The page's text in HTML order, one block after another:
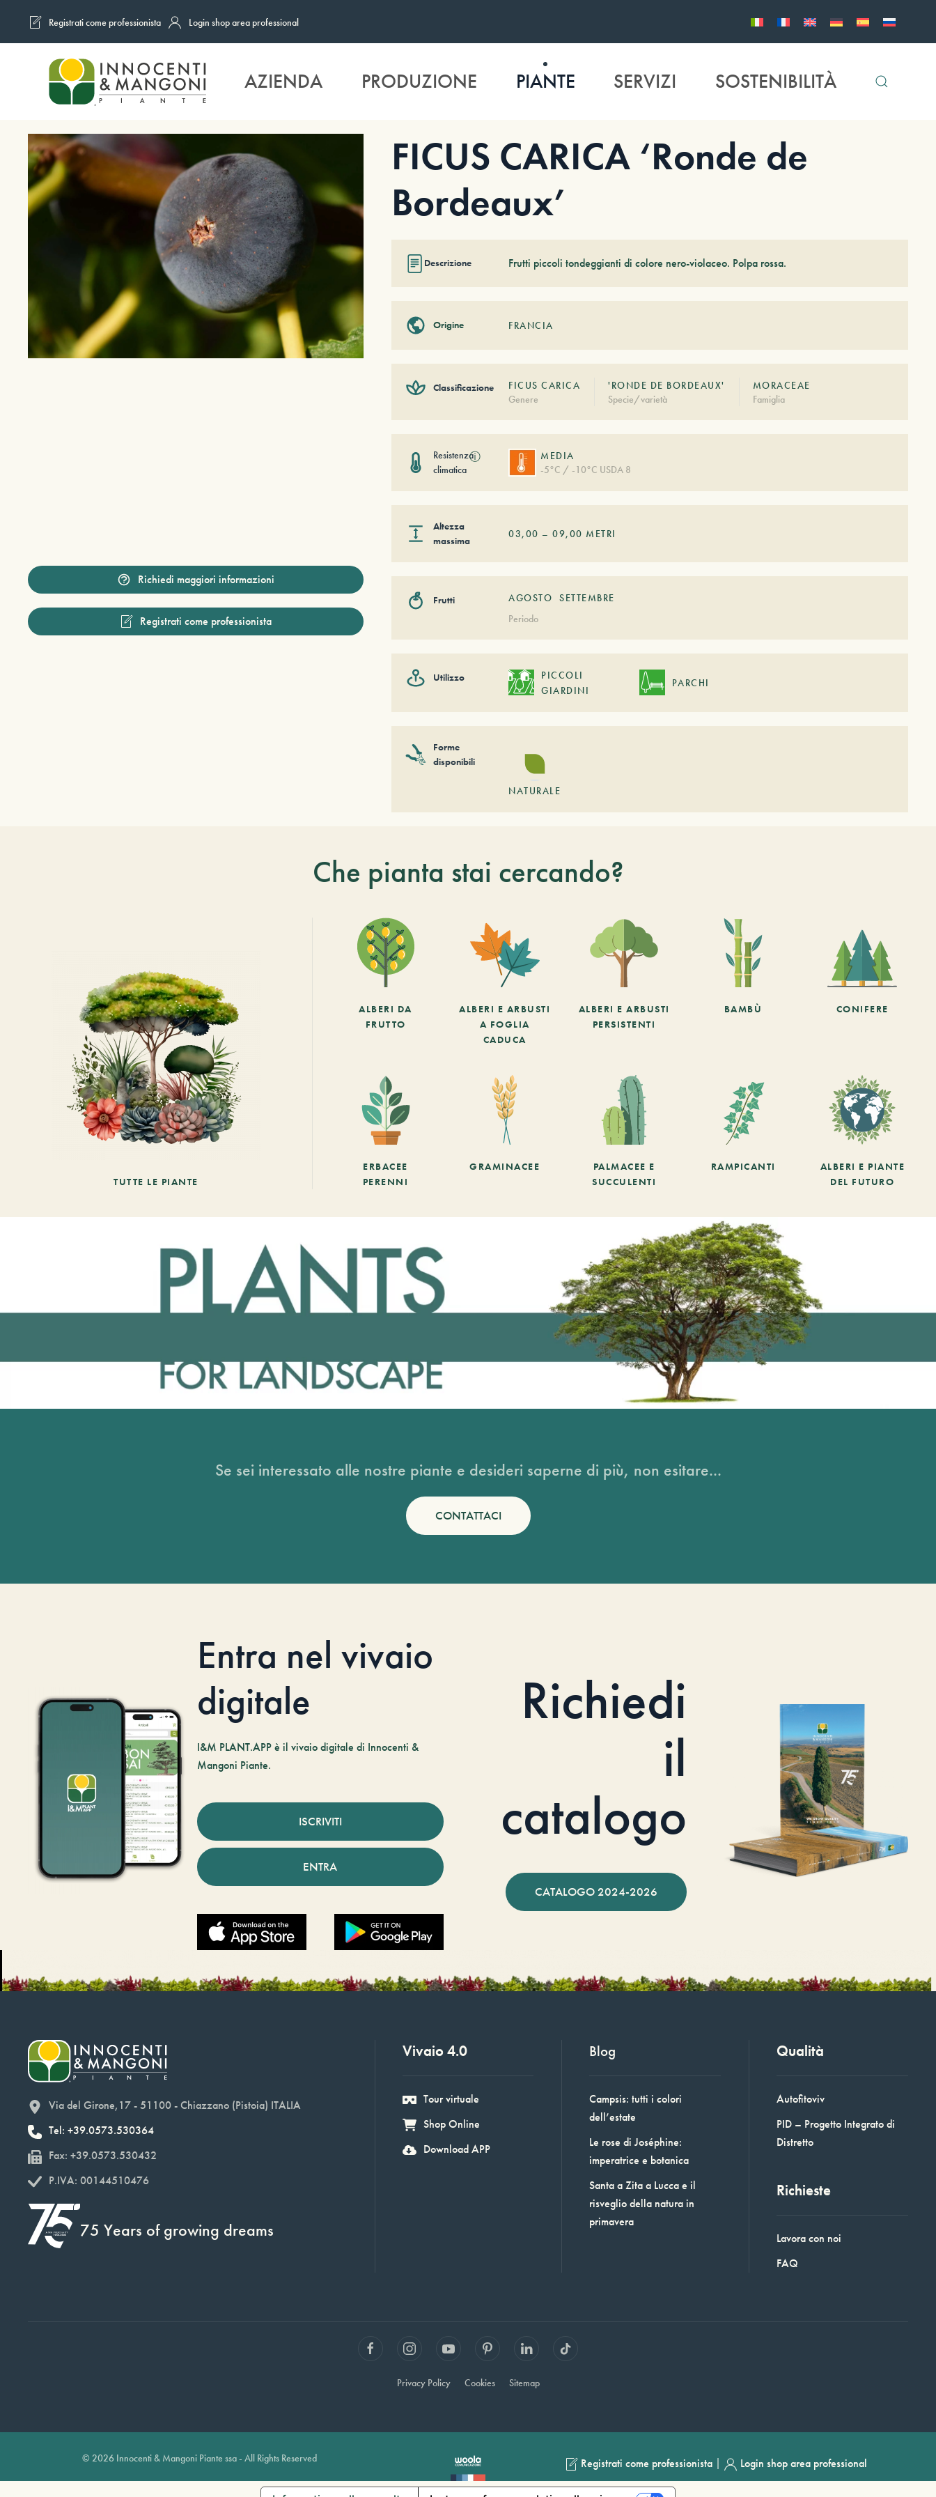
Skip to main content
Registrati come professionista Login shop area professional
AZIENDA PRODUZIONE PIANTE SERVIZI SOSTENIBILITÀ
Richiedi maggiori informazioni
Registrati come professionista
FICUS CARICA ‘Ronde de
Bordeaux’
Descrizione Frutti piccoli tondeggianti di colore nero-violaceo. Polpa rossa.
Origine FRANCIA
Classificazione
FICUS CARICA
Genere
'RONDE DE BORDEAUX'
Specie/varietà
MORACEAE
Famiglia
Resistenza
climatica
ⓘ
MEDIA
-5°C / -10°C USDA 8
Altezza
massima
03,00 –09,00 METRI
Frutti AGOSTO
SETTEMBRE
Periodo
Utilizzo
PICCOLI
GIARDINI
PARCHI
Forme
disponibili
NATURALE
Che pianta stai cercando?
TUTTE LE PIANTE
ALBERI DA
FRUTTO
ALBERI E ARBUSTI
A FOGLIA
CADUCA
ALBERI E ARBUSTI
PERSISTENTI
BAMBÙ CONIFERE
ERBACEE
PERENNI
GRAMINACEE
PALMACEE E
SUCCULENTI
RAMPICANTI
ALBERI E PIANTE
DEL FUTURO
Se sei interessato alle nostre piante e desideri saperne di più, non esitare...
CONTATTACI
Entra nel vivaio
digitale
I&M PLANT.APP è il vivaio digitale di Innocenti &
Mangoni Piante.
ISCRIVITI
ENTRA
Richiedi
il
catalogo
CATALOGO 2024-2026
Via del Girone,17 - 51100 - Chiazzano (Pistoia) ITALIA
Tel: +39.0573.530364
Fax: +39.0573.530432
P.IVA: 00144510476
75 Years of growing dreams
Vivaio 4.0
Tour virtuale
Shop Online
Download APP
Blog
Campsis: tutti i colori
dell’estate
Le rose di Joséphine:
imperatrice e botanica
Santa a Zita a Lucca e il
risveglio della natura in
primavera
Qualità
Autofitoviv
PID – Progetto Integrato di
Distretto
Richieste
Lavora con noi
FAQ
Privacy Policy Cookies Sitemap
© 2026 Innocenti & Mangoni Piante ssa - All Rights Reserved Registrati come professionista | Login shop area professional